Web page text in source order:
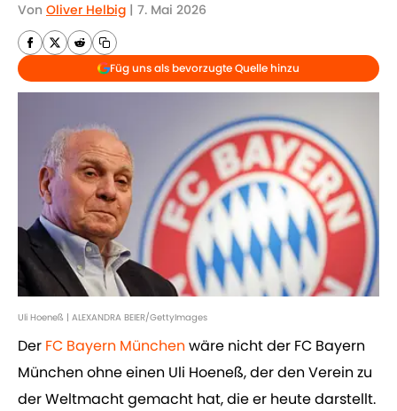
Von Oliver Helbig | 7. Mai 2026
Füg uns als bevorzugte Quelle hinzu
Uli Hoeneß | ALEXANDRA BEIER/GettyImages
Der FC Bayern München wäre nicht der FC Bayern
München ohne einen Uli Hoeneß, der den Verein zu
der Weltmacht gemacht hat, die er heute darstellt.